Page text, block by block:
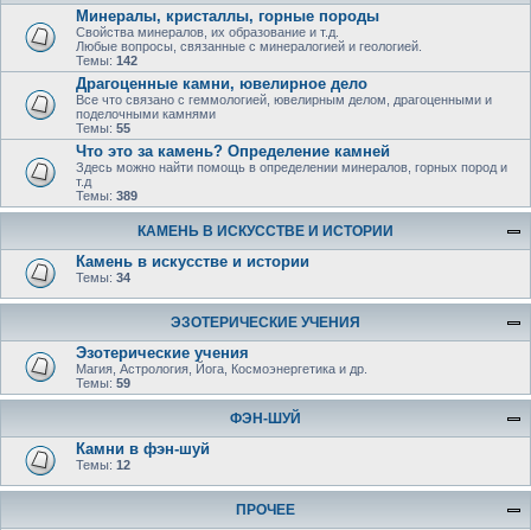
Минералы, кристаллы, горные породы
Свойства минералов, их образование и т.д.
Любые вопросы, связанные с минералогией и геологией.
Темы: 142
Драгоценные камни, ювелирное дело
Все что связано с геммологией, ювелирным делом, драгоценными и
поделочными камнями
Темы: 55
Что это за камень? Определение камней
Здесь можно найти помощь в определении минералов, горных пород и
т.д
Темы: 389
КАМЕНЬ В ИСКУССТВЕ И ИСТОРИИ
Камень в искусстве и истории
Темы: 34
ЭЗОТЕРИЧЕСКИЕ УЧЕНИЯ
Эзотерические учения
Магия, Астрология, Йога, Космоэнергетика и др.
Темы: 59
ФЭН-ШУЙ
Камни в фэн-шуй
Темы: 12
ПРОЧЕЕ